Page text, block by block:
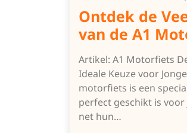
Ontdek de
van de A1
Artikel: A1 Motorfiets
Ideale Keuze voor
motorfiets is een
perfect geschikt is
net hun…